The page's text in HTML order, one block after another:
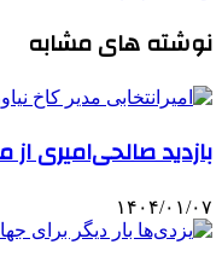
نوشته های مشابه
بازدید صالحی‌امیری
۱۴۰۴/۰۱/۰۷